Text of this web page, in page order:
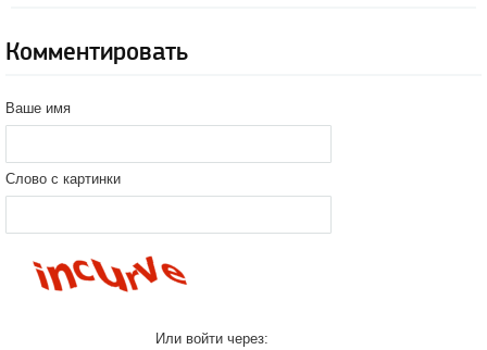
Комментировать
Ваше имя
Слово с картинки
Или войти через: